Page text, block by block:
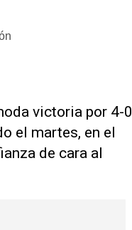
‌victoria por ‌4-0
el martes, en el
de cara al